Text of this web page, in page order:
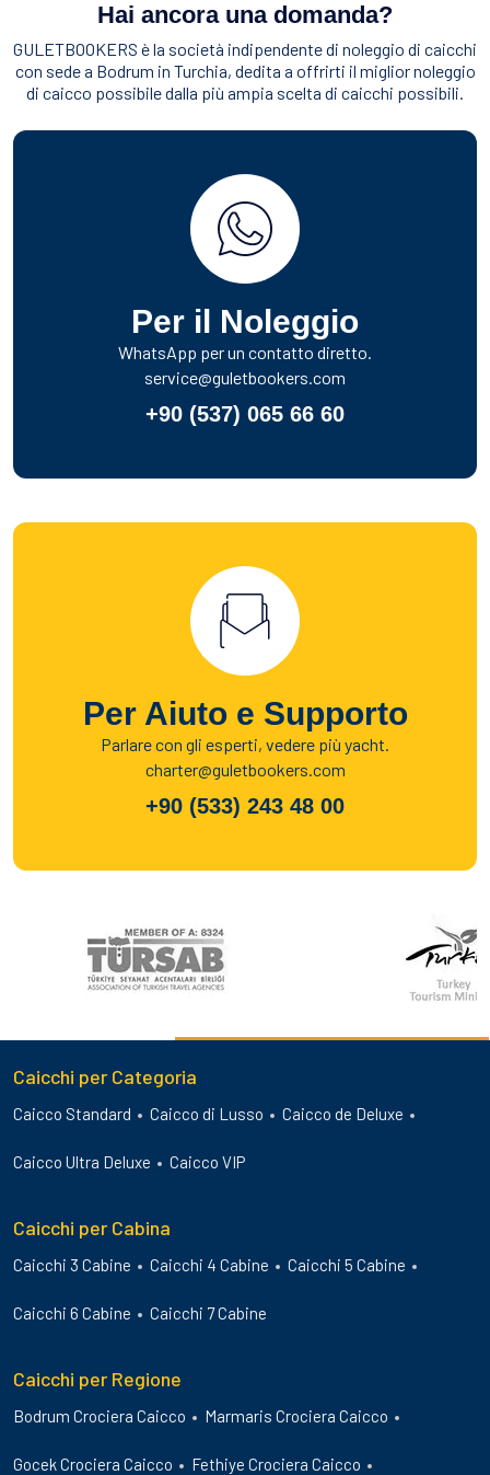
Hai ancora una domanda?
GULETBOOKERS è la società indipendente di noleggio di caicchi
con sede a Bodrum in Turchia, dedita a offrirti il miglior noleggio
di caicco possibile dalla più ampia scelta di caicchi possibili.
Per il Noleggio
WhatsApp per un contatto diretto.
service@guletbookers.com
+90 (537) 065 66 60
Per Aiuto e Supporto
Parlare con gli esperti, vedere più yacht.
charter@guletbookers.com
+90 (533) 243 48 00
Caicchi per Categoria
Caicco Standard Caicco di Lusso Caicco de Deluxe
Caicco Ultra Deluxe Caicco VIP
Caicchi per Cabina
Caicchi 3 Cabine Caicchi 4 Cabine Caicchi 5 Cabine
Caicchi 6 Cabine Caicchi 7 Cabine
Caicchi per Regione
Bodrum Crociera Caicco Marmaris Crociera Caicco
Gocek Crociera Caicco Fethiye Crociera Caicco